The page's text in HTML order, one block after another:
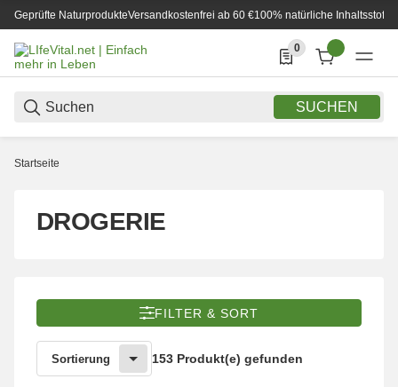
Geprüfte NaturprodukteVersandkostenfrei ab 60 €100% natürliche Inhaltsstoffe
SUCHEN
0
0 Produkte in der
Startseite
DROGERIE
FILTER & SORT
Sortierung 153 Produkt(e) gefunden